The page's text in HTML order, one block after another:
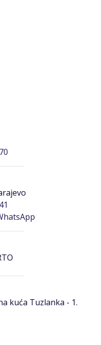
kuća Tuzlanka - 1.